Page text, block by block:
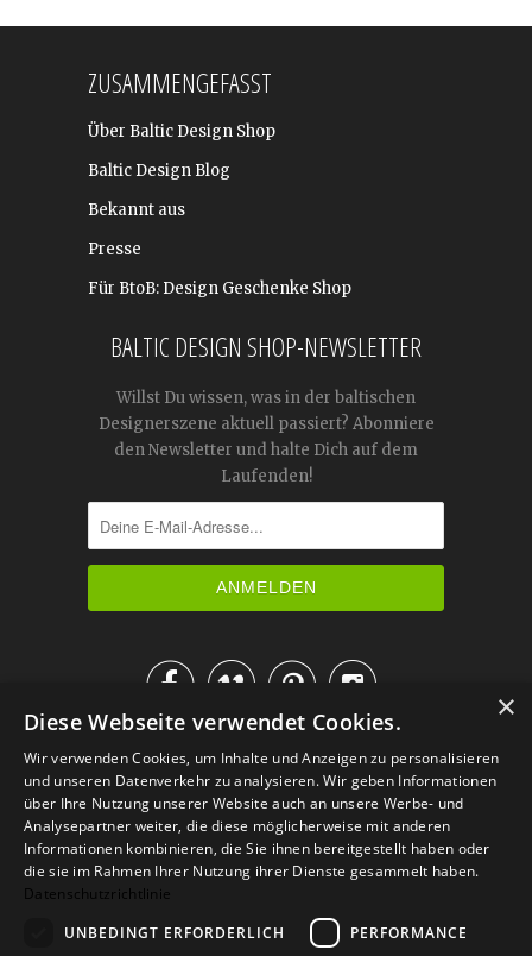
ZUSAMMENGEFASST
Über Baltic Design Shop
Baltic Design Blog
Bekannt aus
Presse
Für BtoB: Design Geschenke Shop
BALTIC DESIGN SHOP-NEWSLETTER
Willst Du wissen, was in der baltischen
Designerszene aktuell passiert? Abonniere
den Newsletter und halte Dich auf dem
Laufenden!

IM KATALOG BLÄTTERN
×
Diese Webseite verwendet Cookies.
Wir verwenden Cookies, um Inhalte und Anzeigen zu personalisieren
und unseren Datenverkehr zu analysieren. Wir geben Informationen
über Ihre Nutzung unserer Website auch an unsere Werbe- und
Analysepartner weiter, die diese möglicherweise mit anderen
Informationen kombinieren, die Sie ihnen bereitgestellt haben oder
die sie im Rahmen Ihrer Nutzung ihrer Dienste gesammelt haben.
Datenschutzrichtlinie
UNBEDINGT ERFORDERLICH
PERFORMANCE